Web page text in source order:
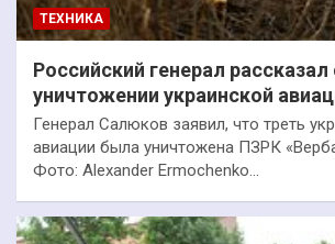
ТЕХНИКА
Российский генерал рассказал
уничтожении украинской
Генерал Салюков заявил, что треть
авиации была уничтожена ПЗРК
Фото: Alexander Ermochenko…